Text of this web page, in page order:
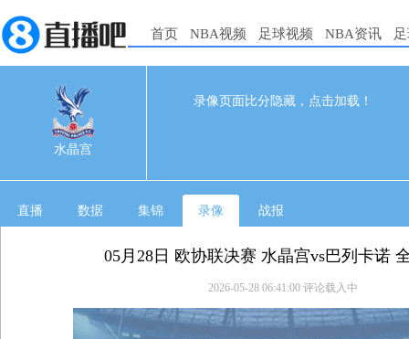
首页 NBA视频 足球视频 NBA资讯
水晶宫
录像页面比分隐藏，点击加载！
直播 数据 集锦 录像 战报
05月28日 欧协联决赛 水晶宫vs巴列卡诺
2026-05-28 06:41:00 评论载入中